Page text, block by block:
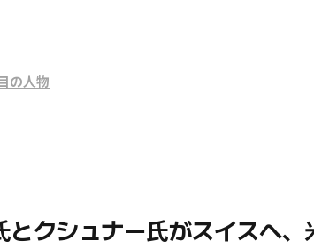
の人物
とクシュナー氏がスイスへ、